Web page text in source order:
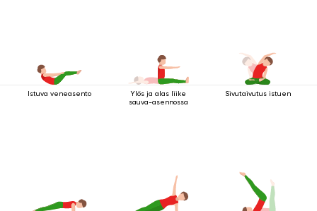
Istuva veneasento
Ylös ja alas liike
sauva-asennossa
Sivutaivutus istuen